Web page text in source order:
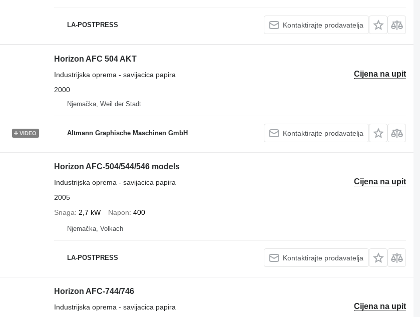
LA-POSTPRESS Kontaktirajte prodavatelja
VIDEO
Horizon AFC 504 AKT
Cijena na upit
Industrijska oprema - savijacica papira
2000
Njemačka, Weil der Stadt
Altmann Graphische Maschinen GmbH Kontaktirajte prodavatelja
Horizon AFC-504/544/546 models
Cijena na upit
Industrijska oprema - savijacica papira
2005
Snaga
2,7 kW Napon 400
Njemačka, Volkach
LA-POSTPRESS Kontaktirajte prodavatelja
Horizon AFC-744/746
Cijena na upit
Industrijska oprema - savijacica papira